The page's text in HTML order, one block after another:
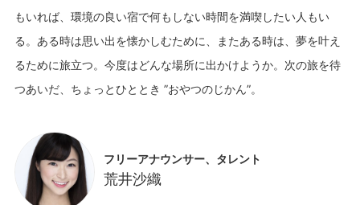
もいれば、環境の良い宿で何もしない時間を満喫したい人もい
る。ある時は思い出を懐かしむために、またある時は、夢を叶え
るために旅立つ。今度はどんな場所に出かけようか。次の旅を待
フリーアナウンサー、タレント
荒井沙織